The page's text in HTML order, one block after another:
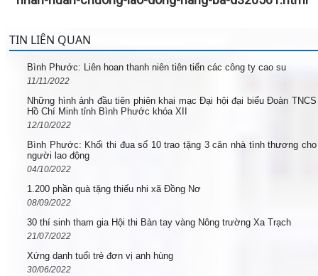
TIN LIÊN QUAN
Bình Phước: Liên hoan thanh niên tiên tiến các công ty cao su
11/11/2022
Những hình ảnh đầu tiên phiên khai mạc Đại hội đại biểu Đoàn TNCS
Hồ Chí Minh tỉnh Bình Phước khóa XII
12/10/2022
Bình Phước: Khối thi đua số 10 trao tặng 3 căn nhà tình thương cho
người lao động
04/10/2022
1.200 phần quà tặng thiếu nhi xã Đồng Nơ
08/09/2022
30 thí sinh tham gia Hội thi Bàn tay vàng Nông trường Xa Trạch
21/07/2022
Xứng danh tuổi trẻ đơn vị anh hùng
30/06/2022